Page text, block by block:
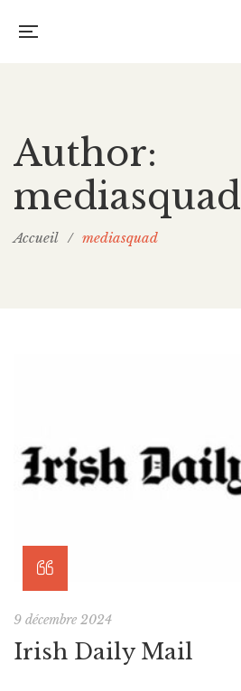
Author:
mediasquad
Accueil / mediasquad
9 décembre 2024
Irish Daily Mail